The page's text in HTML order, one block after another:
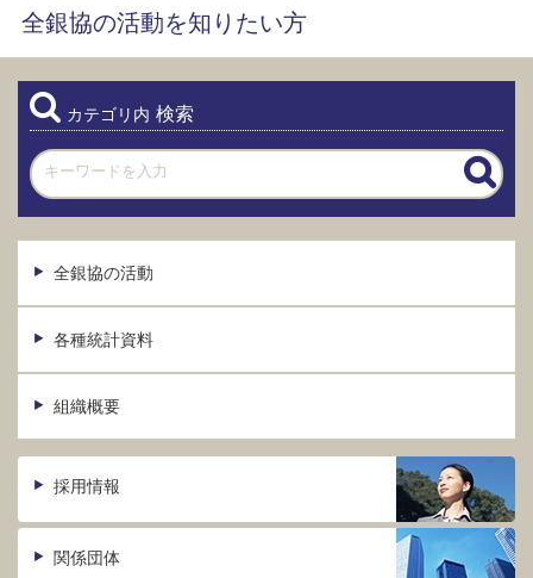
全銀協の活動を知りたい方
カテゴリ内 検索
全銀協の活動
各種統計資料
組織概要
採用情報
関係団体